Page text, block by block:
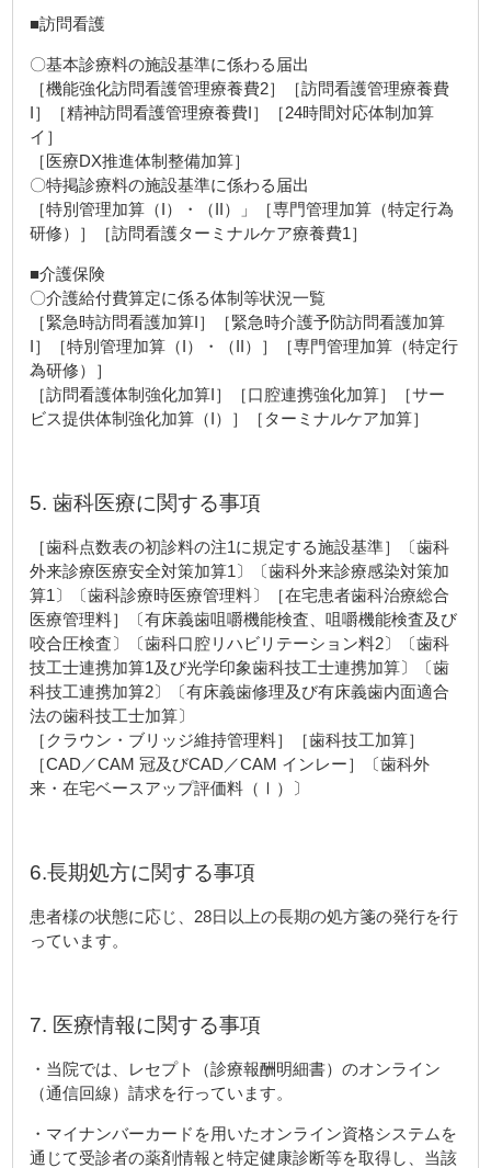
■訪問看護
〇基本診療料の施設基準に係わる届出
［機能強化訪問看護管理療養費2］［訪問看護管理療養費
I］［精神訪問看護管理療養費I］［24時間対応体制加算
イ］
［医療DX推進体制整備加算］
〇特掲診療料の施設基準に係わる届出
［特別管理加算（I）・（II）」［専門管理加算（特定行為
研修）］［訪問看護ターミナルケア療養費1］
■介護保険
〇介護給付費算定に係る体制等状況一覧
［緊急時訪問看護加算I］［緊急時介護予防訪問看護加算
I］［特別管理加算（I）・（II）］［専門管理加算（特定行
為研修）］
［訪問看護体制強化加算I］［口腔連携強化加算］［サー
ビス提供体制強化加算（I）］［ターミナルケア加算］
5. 歯科医療に関する事項
［歯科点数表の初診料の注1に規定する施設基準］〔歯科
外来診療医療安全対策加算1〕〔歯科外来診療感染対策加
算1〕〔歯科診療時医療管理料〕［在宅患者歯科治療総合
医療管理料］〔有床義歯咀嚼機能検査、咀嚼機能検査及び
咬合圧検査〕〔歯科口腔リハビリテーション料2〕〔歯科
技工士連携加算1及び光学印象歯科技工士連携加算〕〔歯
科技工連携加算2〕〔有床義歯修理及び有床義歯内面適合
法の歯科技工士加算〕
［クラウン・ブリッジ維持管理料］［歯科技工加算］
［CAD／CAM 冠及びCAD／CAM インレー］〔歯科外
来・在宅ベースアップ評価料（Ⅰ）〕
6.長期処方に関する事項
患者様の状態に応じ、28日以上の長期の処方箋の発行を行
っています。
7. 医療情報に関する事項
・当院では、レセプト（診療報酬明細書）のオンライン
（通信回線）請求を行っています。
・マイナンバーカードを用いたオンライン資格システムを
通じて受診者の薬剤情報と特定健康診断等を取得し、当該